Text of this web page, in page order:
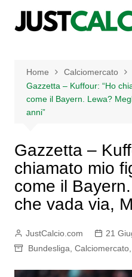
Home
Calciomercato
Gazzetta – Kuffour: “Ho
come il Bayern. Lewa?
anni”
Gazzetta –
chiamato mio
come il
che vada via,
JustCalcio.com
21
Bundesliga Calciomercato,